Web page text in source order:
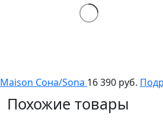
Maison Сона/Sona 16 390 руб.
Похожие товары